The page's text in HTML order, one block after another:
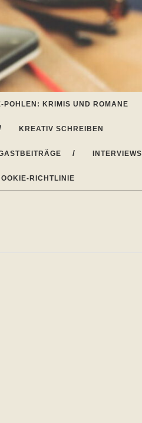
POHLEN: KRIMIS UND ROMANE
KREATIV SCHREIBEN
INTERVIEWS
RICHTLINIE